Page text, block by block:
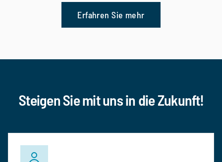
Erfahren Sie mehr
Steigen Sie mit uns in die Zukunft!